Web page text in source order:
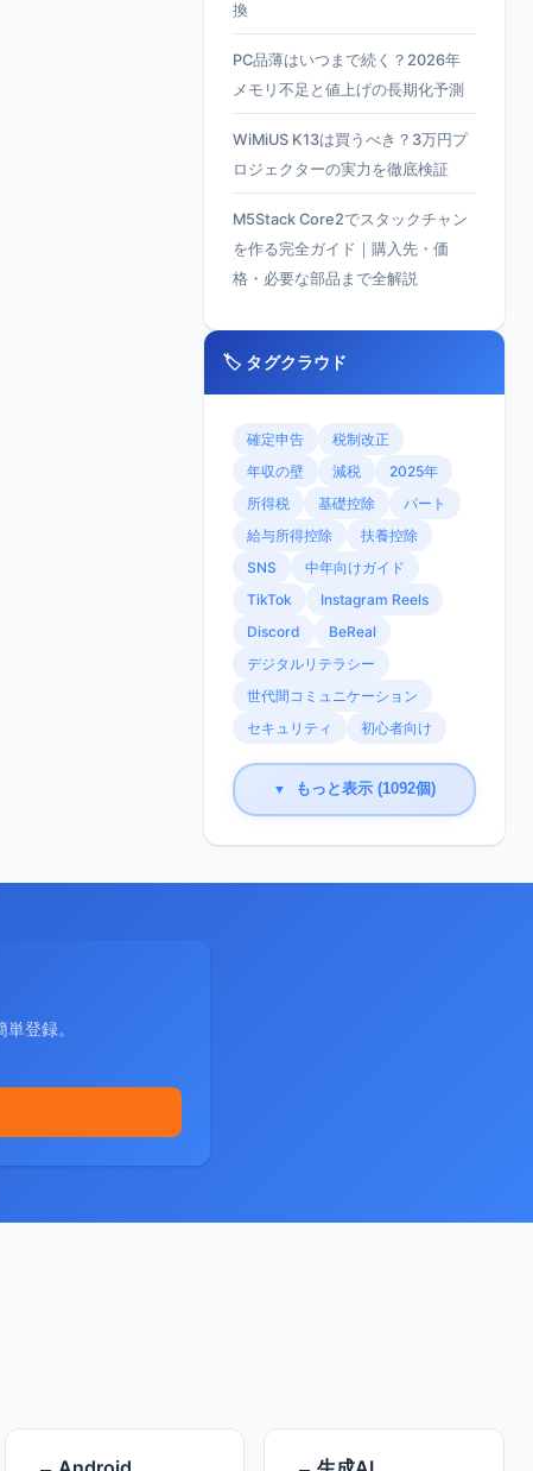
換
PC品薄はいつまで続く？2026年
メモリ不足と値上げの長期化予測
WiMiUS K13は買うべき？3万円プ
ロジェクターの実力を徹底検証
M5Stack Core2でスタックチャン
を作る完全ガイド｜購入先・価
格・必要な部品まで全解説
🏷️ タグクラウド
確定申告
税制改正
年収の壁
減税
2025年
所得税
基礎控除
パート
給与所得控除
扶養控除
SNS
中年向けガイド
TikTok
Instagram Reels
Discord
BeReal
デジタルリテラシー
世代間コミュニケーション
セキュリティ
初心者向け
▼ もっと表示 (1092個)
登録。